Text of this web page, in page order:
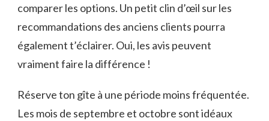
comparer les options. Un petit clin d’œil sur les
recommandations des anciens clients pourra
également t’éclairer. Oui, les avis peuvent
vraiment faire la différence !
Réserve ton gîte à une période moins fréquentée.
Les mois de septembre et octobre sont idéaux